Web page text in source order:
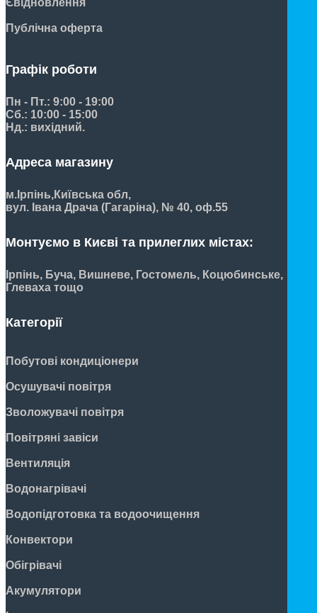
Євідновлення
Публічна оферта
Графік роботи
Пн - Пт.: 9:00 - 19:00
Сб.: 10:00 - 15:00
Нд.: вихідний.
Адреса магазину
м.Ірпінь,Київська обл,
вул. Івана Драча (Гагаріна), № 40, оф.55
Монтуємо в Києві та прилеглих містах:
Ірпінь, Буча, Вишневе, Гостомель, Коцюбинське,
Глеваха тощо
Категорії
Побутові кондиціонери
Осушувачі повітря
Зволожувачі повітря
Повітряні завіси
Вентиляція
Водонагрівачі
Водопідготовка та водоочищення
Конвектори
Обігрівачі
Акумулятори